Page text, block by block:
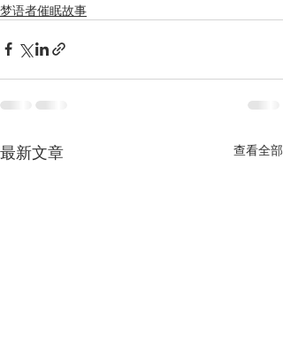
梦语者催眠故事
最新文章 查看全部